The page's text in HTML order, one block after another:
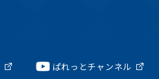
ぱれっとチャンネル